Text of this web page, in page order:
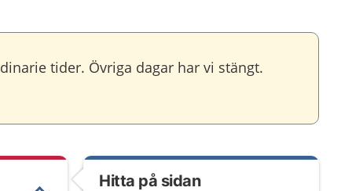
tider. Övriga dagar har vi stängt.
Hitta på sidan